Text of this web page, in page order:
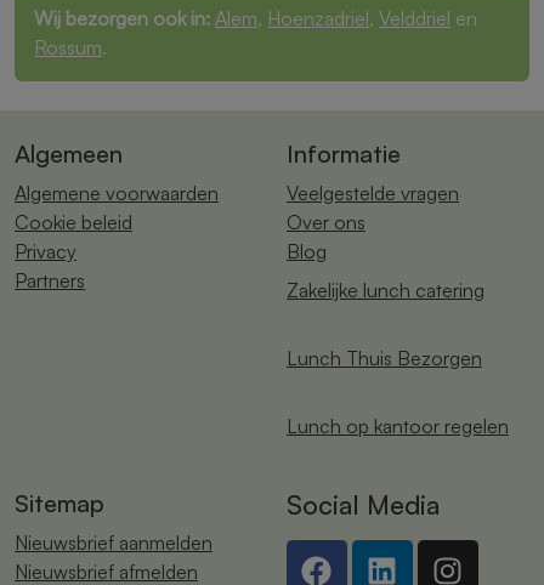
Wij bezorgen ook in: Alem, Hoenzadriel, Velddriel en
Rossum.
Algemeen
Algemene voorwaarden
Cookie beleid
Privacy
Partners
Informatie
Veelgestelde vragen
Over ons
Blog
Zakelijke lunch catering
Lunch Thuis Bezorgen
Lunch op kantoor regelen
Sitemap
Nieuwsbrief aanmelden
Nieuwsbrief afmelden
Social Media